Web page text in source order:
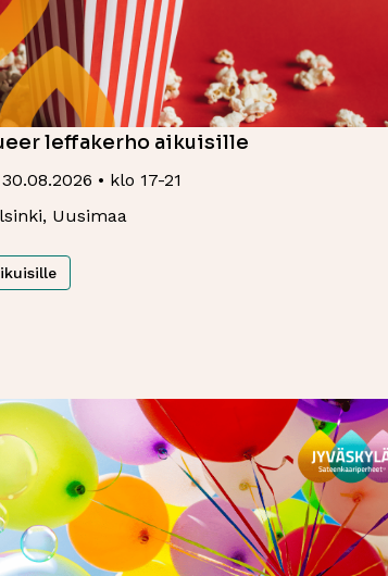
leffakerho aikuisille
• klo 17-21
Uusimaa